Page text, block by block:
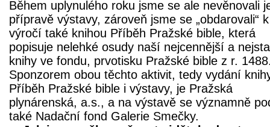
Během uplynulého roku jsme se ale nevěnovali
přípravě výstavy, zároveň jsme se „obdarovali“ k
výročí také knihou Příběh Pražské bible, která
popisuje nelehké osudy naší nejcennější a
knihy ve fondu, prvotisku Pražské bible z r.
Sponzorem obou těchto aktivit, tedy vydání
Příběh Pražské bible i výstavy, je Pražská
plynárenská, a.s., a na výstavě se významně
také Nadační fond Galerie Smečky.